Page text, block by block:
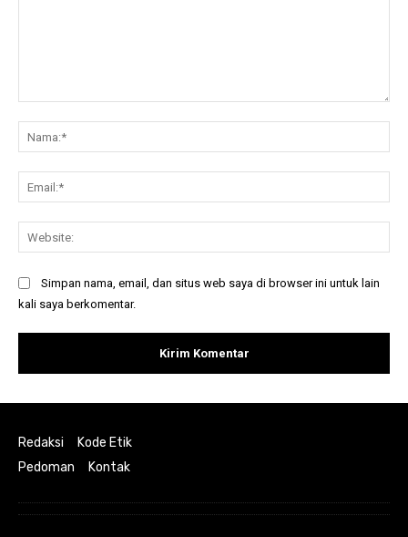
Simpan nama, email, dan situs web saya di browser ini untuk lain
kali saya berkomentar.
Redaksi
Kode Etik
Pedoman
Kontak